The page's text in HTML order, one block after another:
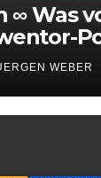
∞ Was
WEBER